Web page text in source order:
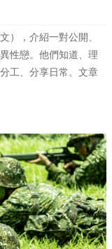
），介紹一對公開、
性戀。他們知道、理
工、分享日常。文章